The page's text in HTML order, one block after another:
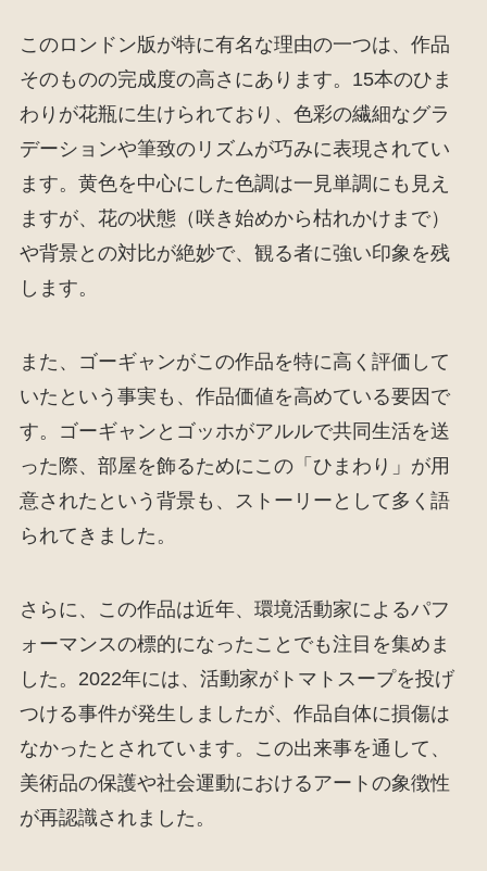
このロンドン版が特に有名な理由の一つは、作品
そのものの完成度の高さにあります。15本のひま
わりが花瓶に生けられており、色彩の繊細なグラ
デーションや筆致のリズムが巧みに表現されてい
ます。黄色を中心にした色調は一見単調にも見え
ますが、花の状態（咲き始めから枯れかけまで）
や背景との対比が絶妙で、観る者に強い印象を残
します。
また、ゴーギャンがこの作品を特に高く評価して
いたという事実も、作品価値を高めている要因で
す。ゴーギャンとゴッホがアルルで共同生活を送
った際、部屋を飾るためにこの「ひまわり」が用
意されたという背景も、ストーリーとして多く語
られてきました。
さらに、この作品は近年、環境活動家によるパフ
ォーマンスの標的になったことでも注目を集めま
した。2022年には、活動家がトマトスープを投げ
つける事件が発生しましたが、作品自体に損傷は
なかったとされています。この出来事を通して、
美術品の保護や社会運動におけるアートの象徴性
が再認識されました。